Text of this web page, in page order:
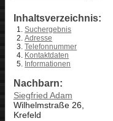
Inhaltsverzeichnis:
Suchergebnis
Adresse
Telefonnummer
Kontaktdaten
Informationen
Nachbarn:
Siegfried Adam
Wilhelmstraße 26,
Krefeld